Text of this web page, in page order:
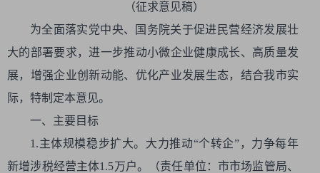
（征求意见稿）
为全面落实党中央、国务院关于促进民营经济发展壮
大的部署要求，进一步推动小微企业健康成长、高质量发
展，增强企业创新动能、优化产业发展生态，结合我市实
际，特制定本意见。
一、主要目标
1.主体规模稳步扩大。大力推动“个转企”，力争每年
新增涉税经营主体1.5万户。（责任单位：市市场监管局、